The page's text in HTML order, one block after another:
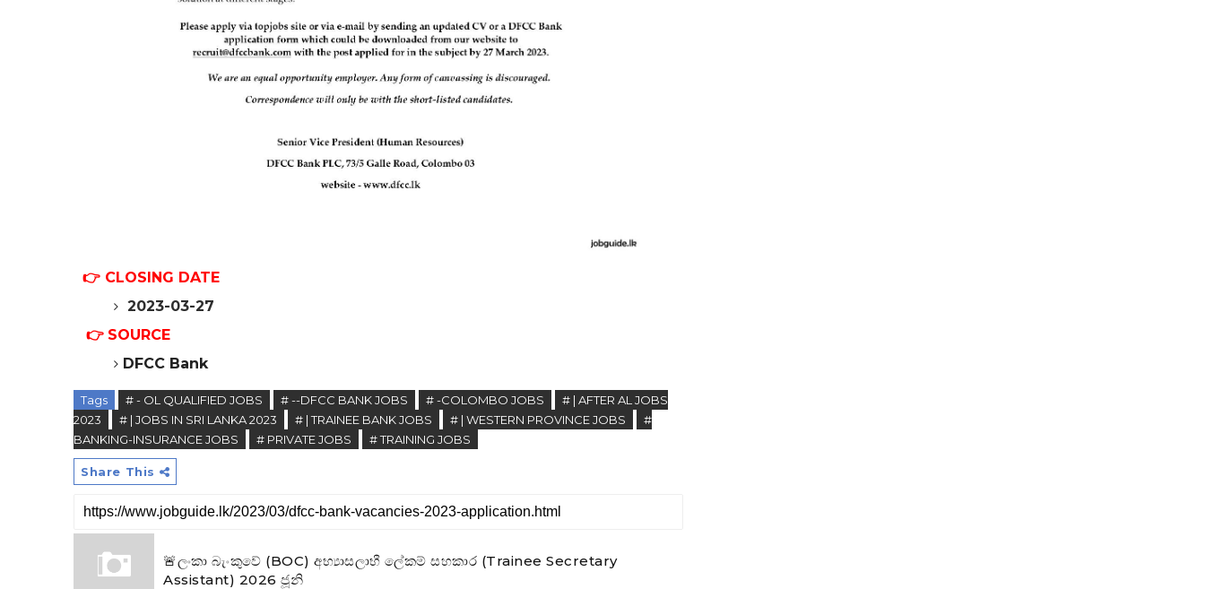
👉 CLOSING DATE
2023-03-27
👉 SOURCE
DFCC Bank
Tags # - OL QUALIFIED JOBS # --DFCC BANK JOBS # -COLOMBO JOBS
# | AFTER AL JOBS
2023
# | JOBS IN SRI LANKA 2023 # | TRAINEE BANK JOBS # | WESTERN PROVINCE JOBS
#
BANKING-INSURANCE JOBS
# PRIVATE JOBS # TRAINING JOBS
Share This
🚨ලංකා බැංකුවේ (BOC) අභ්‍යාසලාභී ලේකම් සහකාර (Trainee Secretary
Assistant) 2026 ජූනි